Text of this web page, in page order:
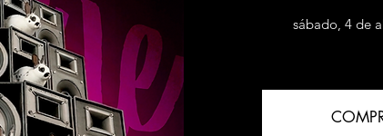
sábado, 4 de